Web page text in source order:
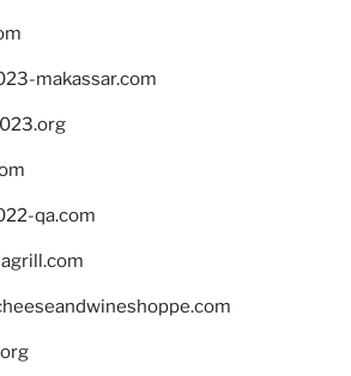
makassar.com
qa.com